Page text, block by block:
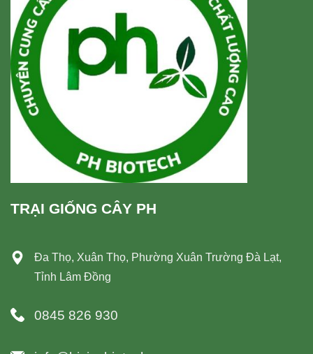
TRẠI GIỐNG CÂY PH
Đa Thọ, Xuân Thọ, Phường Xuân Trường Đà Lạt,
Tỉnh Lâm Đồng
0845 826 930